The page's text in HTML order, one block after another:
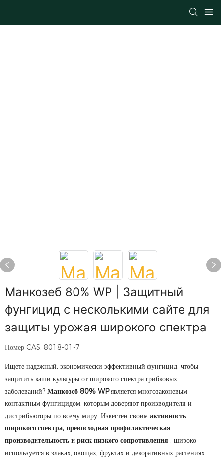
Манкозеб 80% WP | Защитный
фунгицид с несколькими сайте для
защиты урожая широкого спектра
Номер CAS: 8018-01-7
Ищете надежный, экономически эффективный фунгицид, чтобы
защитить ваши культуры от широкого спектра грибковых
заболеваний? Манкозеб 80% WPявляется многозаконевым
контактным фунгицидом, которым доверяют производители и
дистрибьюторы по всему миру. Известен своим активность
широкого спектра, превосходная профилактическая
производительность и риск низкого сопротивления , широко
используется в злаках, овощах, фруктах и ​​декоративных растениях.